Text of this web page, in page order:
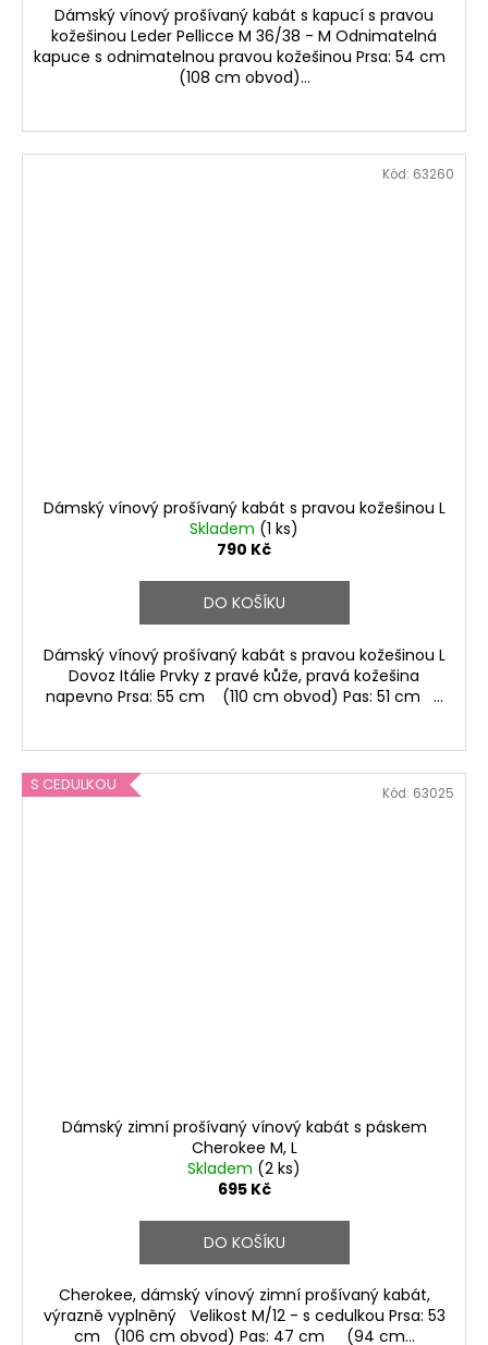
Dámský vínový prošívaný kabát s kapucí s pravou
kožešinou Leder Pellicce M 36/38 - M Odnimatelná
kapuce s odnimatelnou pravou kožešinou Prsa: 54 cm
(108 cm obvod)...
Dámský vínový prošívaný kabát s pravou kožešinou L
Skladem (1 ks)
790 Kč
DO KOŠÍKU
Dámský vínový prošívaný kabát s pravou kožešinou L
Dovoz Itálie Prvky z pravé kůže, pravá kožešina
napevno Prsa: 55 cm (110 cm obvod) Pas: 51 cm ...
Kód: 63260
S CEDULKOU
Dámský zimní prošívaný vínový kabát s páskem
Cherokee M, L
Skladem (2 ks)
695 Kč
DO KOŠÍKU
Cherokee, dámský vínový zimní prošívaný kabát,
výrazně vyplněný Velikost M/12 - s cedulkou Prsa: 53
cm (106 cm obvod) Pas: 47 cm (94 cm...
Kód: 63025